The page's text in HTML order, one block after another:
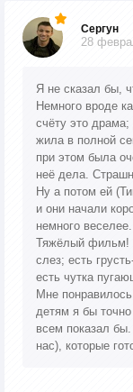
Сергун
28
Я не сказал бы,
Немного вроде
счёту это
жила в полной
при этом была
неё дела.
Ну а потом ей
и они начали
немного веселее.
Тяжёлый фильм!
слез; есть
есть чутка
Мне
детям я бы
всем показал
нас), которые